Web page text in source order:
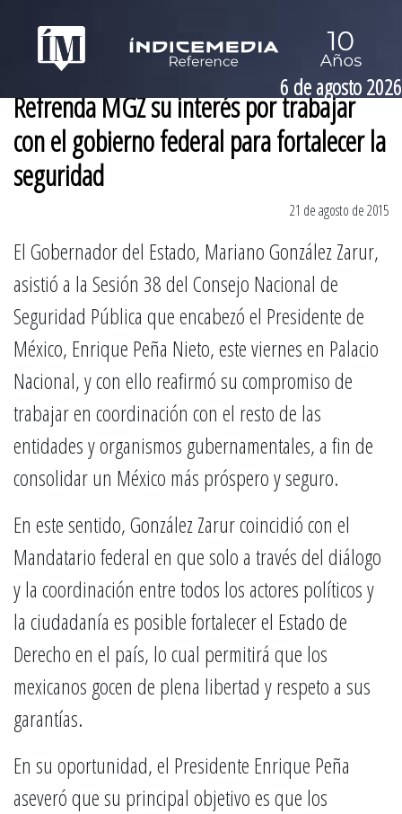
6 de agosto 2026
Refrenda MGZ su interés por trabajar
con el gobierno federal para fortalecer la
seguridad
21 de agosto de 2015
El Gobernador del Estado, Mariano González Zarur,
asistió a la Sesión 38 del Consejo Nacional de
Seguridad Pública que encabezó el Presidente de
México, Enrique Peña Nieto, este viernes en Palacio
Nacional, y con ello reafirmó su compromiso de
trabajar en coordinación con el resto de las
entidades y organismos gubernamentales, a fin de
consolidar un México más próspero y seguro.
En este sentido, González Zarur coincidió con el
Mandatario federal en que solo a través del diálogo
y la coordinación entre todos los actores políticos y
la ciudadanía es posible fortalecer el Estado de
Derecho en el país, lo cual permitirá que los
mexicanos gocen de plena libertad y respeto a sus
garantías.
En su oportunidad, el Presidente Enrique Peña
aseveró que su principal objetivo es que los